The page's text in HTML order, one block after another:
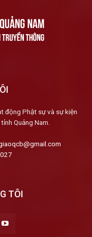
động Phật sự và sự kiện
Quảng Nam.
TÔI